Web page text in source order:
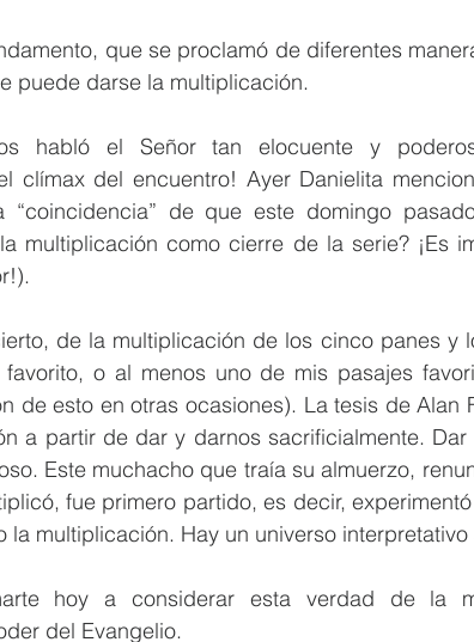
que se proclamó de diferentes
puede darse la multiplicación.
habló el Señor tan elocuente y
clímax del encuentro! Ayer Danielita
de que este domingo
multiplicación como cierre de la serie? ¡Es
de la multiplicación de los cinco panes y
o al menos uno de mis pasajes
de esto en otras ocasiones). La tesis de Alan
a partir de dar y darnos sacrificialmente.
Este muchacho que traía su almuerzo,
fue primero partido, es decir,
la multiplicación. Hay un universo
hoy a considerar esta verdad de la
del Evangelio.